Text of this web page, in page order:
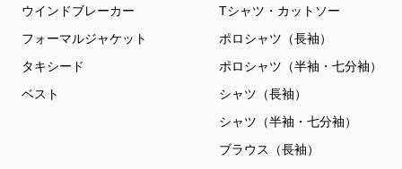
ウインドブレーカー
フォーマルジャケット
タキシード
ベスト
Tシャツ・カットソー
ポロシャツ（長袖）
ポロシャツ（半袖・七分袖）
シャツ（長袖）
シャツ（半袖・七分袖）
ブラウス（長袖）